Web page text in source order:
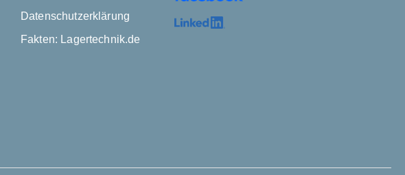
Datenschutzerklärung
Fakten: Lagertechnik.de